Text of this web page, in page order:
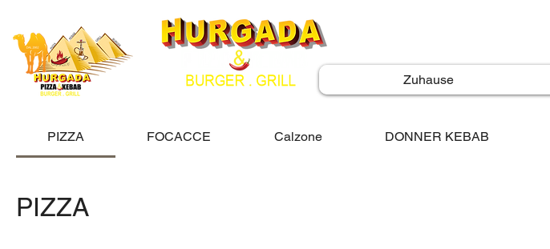
Zuhause
PIZZA FOCACCE Calzone DONNER KEBAB
PIZZA